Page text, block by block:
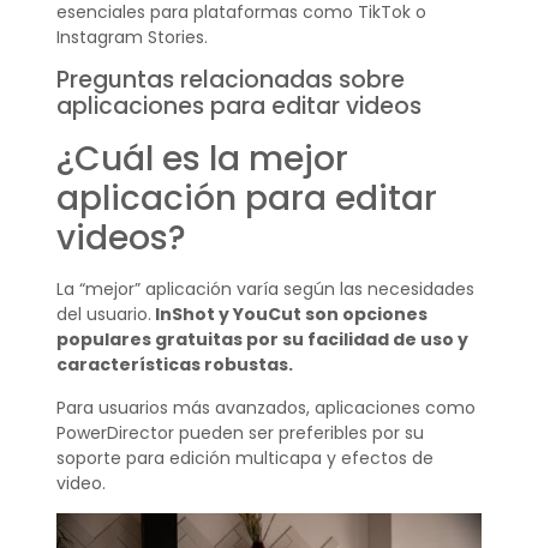
esenciales para plataformas como TikTok o
Instagram Stories.
Preguntas relacionadas sobre
aplicaciones para editar videos
¿Cuál es la mejor
aplicación para editar
videos?
La “mejor” aplicación varía según las necesidades
del usuario. InShot y YouCut son opciones
populares gratuitas por su facilidad de uso y
características robustas.
Para usuarios más avanzados, aplicaciones como
PowerDirector pueden ser preferibles por su
soporte para edición multicapa y efectos de
video.